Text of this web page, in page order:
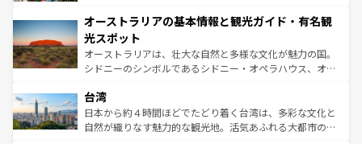
部のニューオーリンズでは、音楽と美食が融合した独特の
文化が魅力。旅行者はアメリカの各地域で異なる魅力を楽
しみながら、その多様性と豊かな歴史を感じることができ
るだろう。車でのロードトリップや列車の旅も、アメリカ
情報は
ワイ島は見逃せない。また、定番の観光地といえばオアフ
島だが、静かな自然を求めるならマウイ島やカウアイ島が
おすすめ。エメラルドグリーンに輝く海をはじめ、豊かな
文化や歴史が息づいている。「アロハスピリット」と呼ば
人々、おいしいローカルフードやハワイアンミュージッ
ク、伝統的なフラダンスなど、すべてがハワイの魅力を彩
っている。訪れるたびに新しい発見と感動が待っているハ
オーストラリアの基本情報と観光ガイド・有名観
光スポット
オーストラリアは、壮大な自然と多様な文化が魅力の国。
シドニーのシンボルであるシドニー・オペラハウス、オー
リアリーフや大陸中央部にそびえるウルル（エアーズロッ
ク）、タスマニアの美しい原生林やケアンズの熱帯雨林な
ど、見どころがたくさん。また、カフェやワイン、オージ
台湾
日本から約４時間ほどでたどり着く台湾は、多彩な文化と
自然が織りなす魅力的な観光地。活気あふれる大都市の台